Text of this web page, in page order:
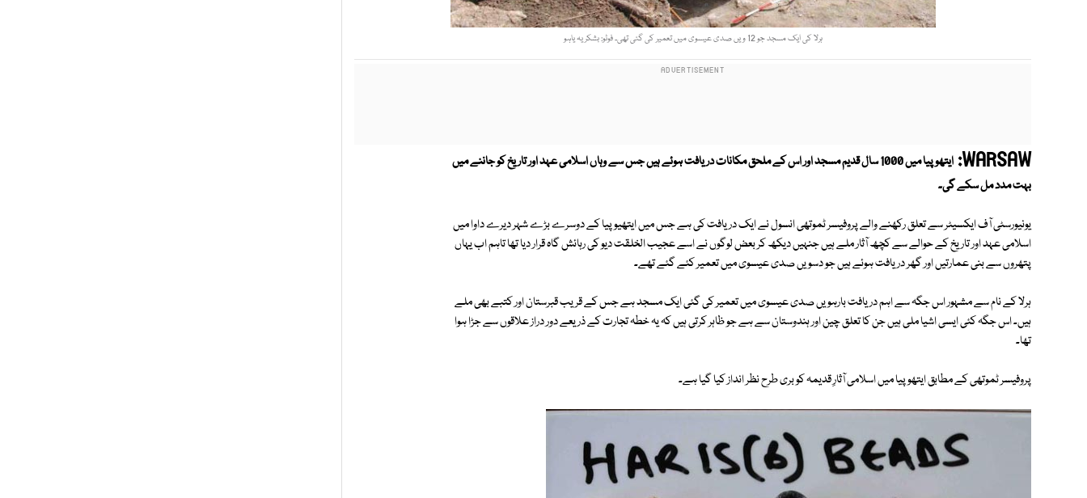
ہرلا کی ایک مسجد جو 12 ویں صدی عیسوی میں تعمیر کی گئی تھی۔ فوٹو: بشکریہ یاہو
WARSAW:
ایتھوپیا میں 1000 سال قدیم مسجد اور اس کے ملحق مکانات دریافت ہوئے ہیں جس سے وہاں اسلامی عہد اور تاریخ کو جاننے میں
بہت مدد مل سکے گی۔
یونیورسٹی آف ایکسیٹر سے تعلق رکھنے والے پروفیسر ٹموتھی انسول نے ایک دریافت کی ہے جس میں ایتھیوپیا کے دوسرے بڑے شہر دیرے داوا میں
اسلامی عہد اور تاریخ کے حوالے سے کچھ آثار ملے ہیں جنہیں دیکھ کر بعض لوگوں نے اسے عجیب الخلقت دیو کی رہائش گاہ قرار دیا تھا تاہم اب یہاں
پتھروں سے بنی عمارتیں اور گھر دریافت ہوئے ہیں جو دسویں صدی عیسوی میں تعمیر کئے گئے تھے۔
ہرلا کے نام سے مشہور اس جگہ سے اہم دریافت بارہویں صدی عیسوی میں تعمیر کی گئی ایک مسجد ہے جس کے قریب قبرستان اور کتبے بھی ملے
ہیں۔ اس جگہ کئی ایسی اشیا ملی ہیں جن کا تعلق چین اور ہندوستان سے ہے جو ظاہر کرتی ہیں کہ یہ خطہ تجارت کے ذریعے دور دراز علاقوں سے جڑا ہوا
تھا۔
پروفیسر ٹموتھی کے مطابق ایتھوپیا میں اسلامی آثارِ قدیمہ کو بری طرح نظر انداز کیا گیا ہے۔